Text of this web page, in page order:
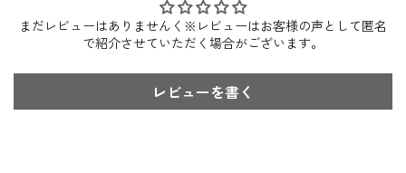
まだレビューはありませんく※レビューはお客様の声として匿名
で紹介させていただく場合がございます。
レビューを書く